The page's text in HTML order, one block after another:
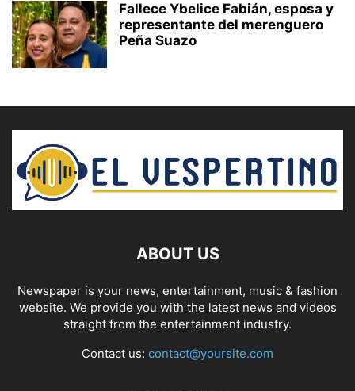
Fallece Ybelice Fabián, esposa y
representante del merenguero
Peña Suazo
ABOUT US
Newspaper is your news, entertainment, music & fashion
website. We provide you with the latest news and videos
straight from the entertainment industry.
Contact us: contact@yoursite.com